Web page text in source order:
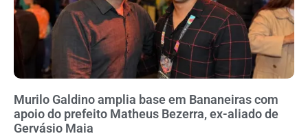
Murilo Galdino amplia base em Bananeiras com
apoio do prefeito Matheus Bezerra, ex-aliado de
Gervásio Maia